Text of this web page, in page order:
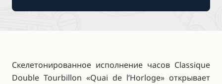
Скелетонированное исполнение часов Classique
Double Tourbillon «Quai de l’Horloge» открывает